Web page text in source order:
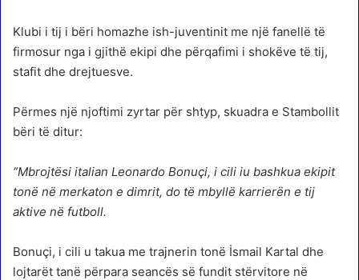
Klubi i tij i bëri homazhe ish-juventinit me një fanellë të
firmosur nga i gjithë ekipi dhe përqafimi i shokëve të tij,
stafit dhe drejtuesve.
Përmes një njoftimi zyrtar për shtyp, skuadra e Stambollit
bëri të ditur:
“Mbrojtësi italian Leonardo Bonuçi, i cili iu bashkua ekipit
tonë në merkaton e dimrit, do të mbyllë karrierën e tij
aktive në futboll.
Bonuçi, i cili u takua me trajnerin tonë İsmail Kartal dhe
lojtarët tanë përpara seancës së fundit stërvitore në